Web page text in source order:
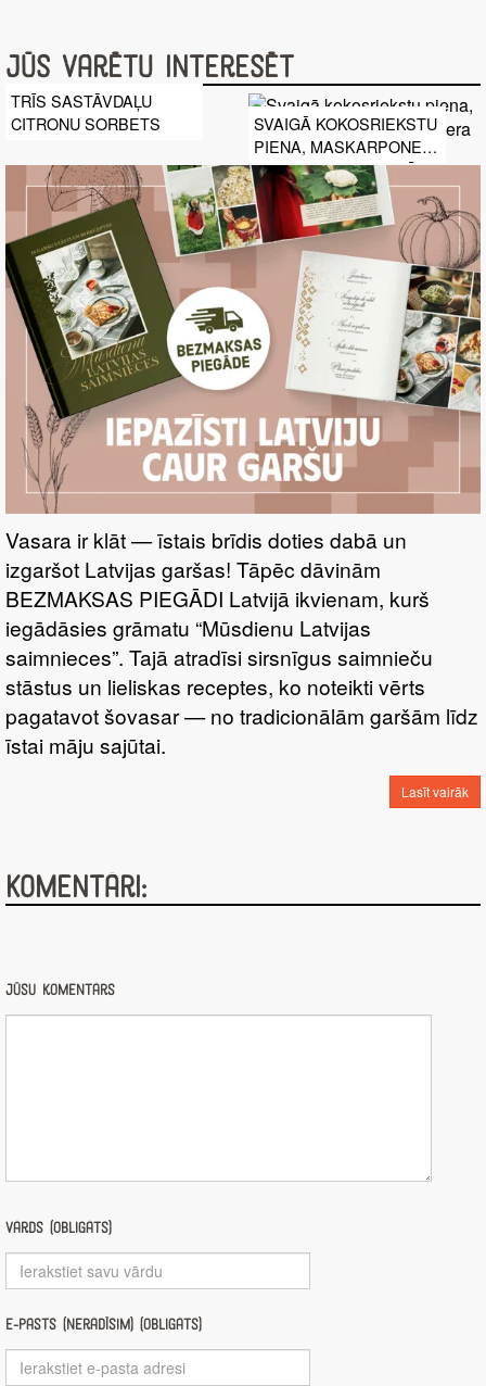
Jūs varētu interesēt
TRĪS SASTĀVDAĻU
CITRONU SORBETS
SVAIGĀ KOKOSRIEKSTU
PIENA, MASKARPONES
UN DATEĻU SIERA KŪKA
Vasara ir klāt — īstais brīdis doties dabā un
izgaršot Latvijas garšas! Tāpēc dāvinām
BEZMAKSAS PIEGĀDI Latvijā ikvienam, kurš
iegādāsies grāmatu “Mūsdienu Latvijas
saimnieces”. Tajā atradīsi sirsnīgus saimnieču
stāstus un lieliskas receptes, ko noteikti vērts
pagatavot šovasar — no tradicionālām garšām līdz
īstai māju sajūtai.
Lasīt vairāk
Komentāri:
Jūsu komentārs
Vārds (obligāts)
E-pasts (nerādīsim) (obligāts)